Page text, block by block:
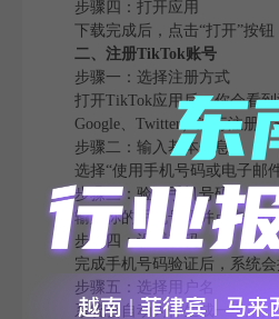
步骤四：打开应用
下载完成后，点击“打开”按
二、注册TikTok账号
步骤一：选择注册方式
打开TikTok应用后，你会看
Google、Twitter）进行注册
步骤二：输入基本信息
选择“使用手机号码或电子邮
步骤三：验证手机号码
输入你的手机号码并点击“发
步骤四：设置密码
完成手机号码验证后，系统
步骤五：选择用户名
系统会自动为你生成一个用